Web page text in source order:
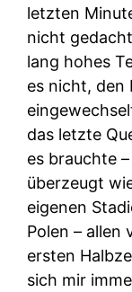
letzten
nicht
lang hohes
es nicht, den
das letzte
es brauchte
überzeugt
eigenen
Polen – allen
ersten
sich mir